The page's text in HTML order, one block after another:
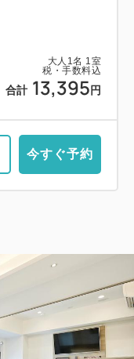
大人 1 名 1 室
税・手数料込
合計 13,395 円
今すぐ予約